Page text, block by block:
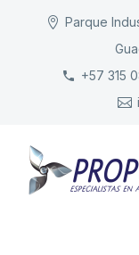
Parque
+57 315
INICIO